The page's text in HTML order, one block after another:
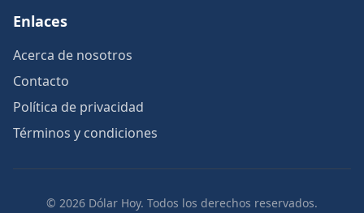
Enlaces
Acerca de nosotros
Contacto
Política de privacidad
Términos y condiciones
© 2026 Dólar Hoy. Todos los derechos reservados.